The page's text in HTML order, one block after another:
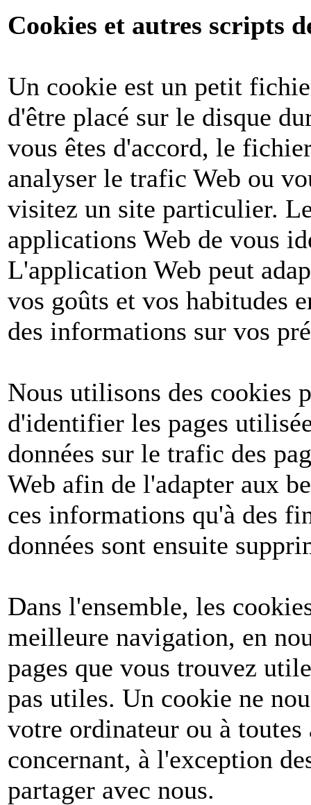
Cookies et autres scripts
Un cookie est un petit
d'être placé sur le disque
vous êtes d'accord, le
analyser le trafic Web ou
visitez un site particulier.
applications Web de vous
L'application Web peut
vos goûts et vos habitudes
des informations sur vos
Nous utilisons des cookies
d'identifier les pages
données sur le trafic des
Web afin de l'adapter aux
ces informations qu'à des
données sont ensuite
Dans l'ensemble, les
meilleure navigation, en
pages que vous trouvez
pas utiles. Un cookie ne
votre ordinateur ou à
concernant, à l'exception
partager avec nous.